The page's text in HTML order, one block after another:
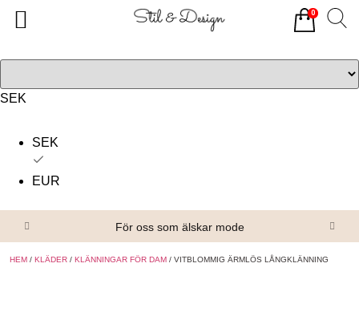
SEK
SEK
EUR
För oss som älskar mode
HEM / KLÄDER / KLÄNNINGAR FÖR DAM / VITBLOMMIG ÄRMLÖS LÅNGKLÄNNING
0
Alla produkter
Om oss